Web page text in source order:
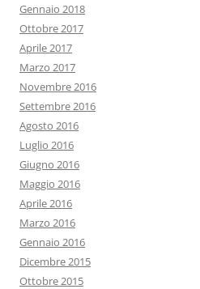
Gennaio 2018
Ottobre 2017
Aprile 2017
Marzo 2017
Novembre 2016
Settembre 2016
Agosto 2016
Luglio 2016
Giugno 2016
Maggio 2016
Aprile 2016
Marzo 2016
Gennaio 2016
Dicembre 2015
Ottobre 2015